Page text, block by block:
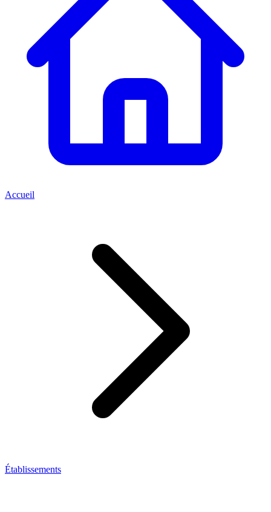
Accueil
Établissements